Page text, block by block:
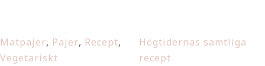
Matpajer, Pajer, Recept,
Vegetariskt
Högtidernas samtliga
recept